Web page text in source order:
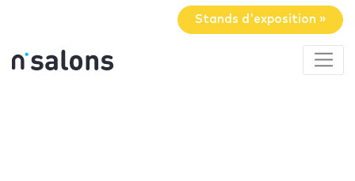
Stands d'exposition »